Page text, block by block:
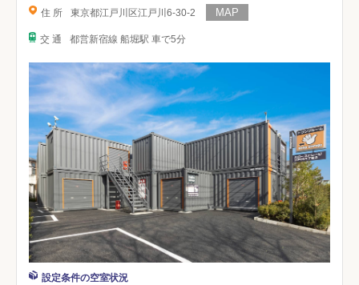
住 所 東京都江戸川区江戸川6-30-2
交 通 都営新宿線 船堀駅 車で5分
設定条件の空室状況